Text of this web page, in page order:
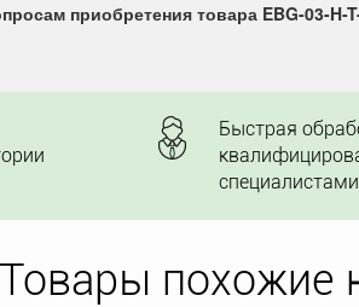
приобретения товара EBG-03-
Быстрая
специалистами
Товары похожие